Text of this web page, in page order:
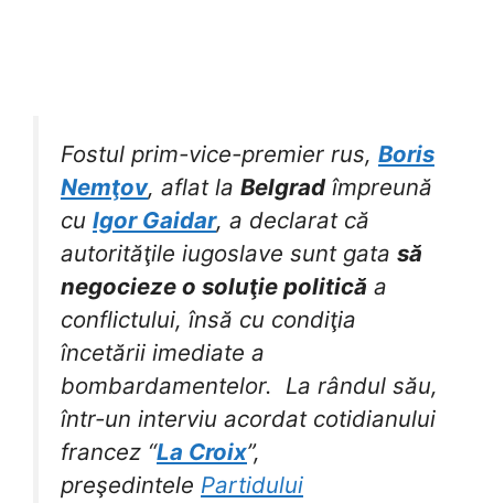
Fostul prim-vice-premier rus, Boris
Nemţov, aflat la Belgradîmpreună
cu Igor Gaidar, a declarat că
autorităţile iugoslave sunt gata să
negocieze o soluţie politică a
conflictului, însă cu condiţia
încetării imediate a
bombardamentelor. La rândul său,
într-un interviu acordat cotidianului
francez “La Croix”,
preşedintele Partidului